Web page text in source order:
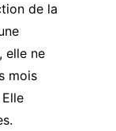
de la
elle ne
mois